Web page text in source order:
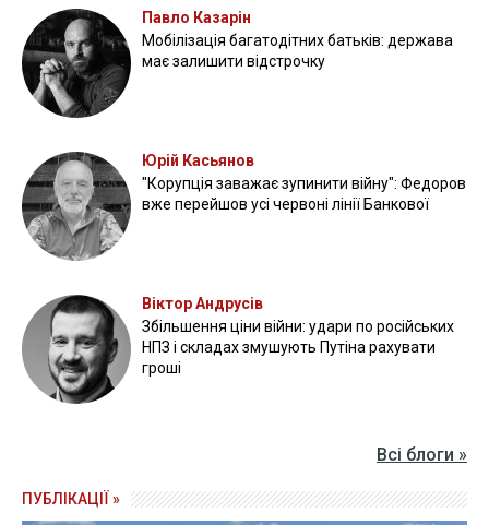
Павло Казарін
Мобілізація багатодітних батьків: держава
має залишити відстрочку
Юрій Касьянов
"Корупція заважає зупинити війну": Федоров
вже перейшов усі червоні лінії Банкової
Віктор Андрусів
Збільшення ціни війни: удари по російських
НПЗ і складах змушують Путіна рахувати
гроші
Всі блоги »
ПУБЛІКАЦІЇ »